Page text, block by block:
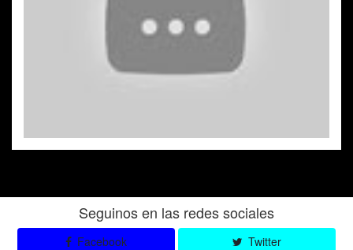
Seguinos en las redes sociales
Facebook
Twitter